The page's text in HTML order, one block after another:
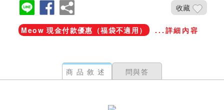
收藏
Meow 現金付款優惠（福袋不適用） ...詳細內容
商品敘述 問與答